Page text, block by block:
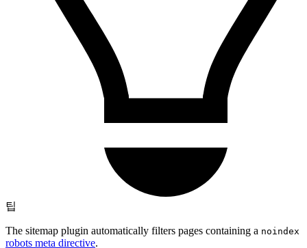
팁
The sitemap plugin automatically filters pages containing a noindex
robots meta directive.